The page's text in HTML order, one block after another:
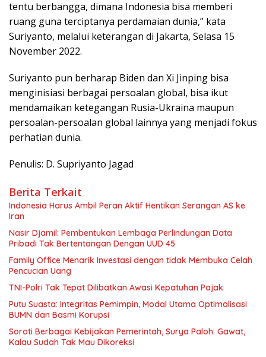
tentu berbangga, dimana Indonesia bisa memberi
ruang guna terciptanya perdamaian dunia,” kata
Suriyanto, melalui keterangan di Jakarta, Selasa 15
November 2022.
Suriyanto pun berharap Biden dan Xi Jinping bisa
menginisiasi berbagai persoalan global, bisa ikut
mendamaikan ketegangan Rusia-Ukraina maupun
persoalan-persoalan global lainnya yang menjadi fokus
perhatian dunia.
Penulis: D. Supriyanto Jagad
Berita Terkait
Indonesia Harus Ambil Peran Aktif Hentikan Serangan AS ke
Iran
Nasir Djamil: Pembentukan Lembaga Perlindungan Data
Pribadi Tak Bertentangan Dengan UUD 45
Family Office Menarik Investasi dengan tidak Membuka Celah
Pencucian Uang
TNI-Polri Tak Tepat Dilibatkan Awasi Kepatuhan Pajak
Putu Suasta: Integritas Pemimpin, Modal Utama Optimalisasi
BUMN dan Basmi Korupsi
Soroti Berbagai Kebijakan Pemerintah, Surya Paloh: Gawat,
Kalau Sudah Tak Mau Dikoreksi